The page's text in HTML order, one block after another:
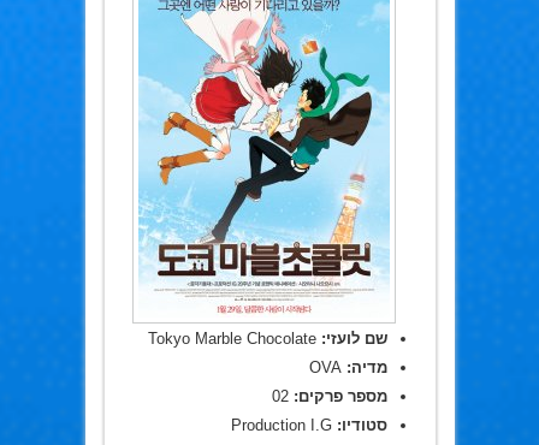
שם לועזי: Tokyo Marble Chocolate
מדיה:OVA
מספר פרקים: 02
סטודיו: Production I.G